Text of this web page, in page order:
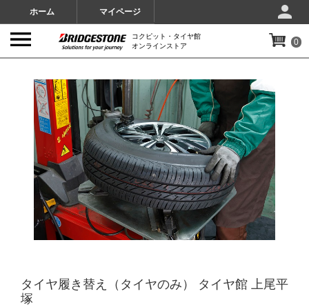
ホーム マイページ
コクピット・タイヤ館
オンラインストア
0
タイヤ履き替え（タイヤのみ） タイヤ館 上尾平
塚